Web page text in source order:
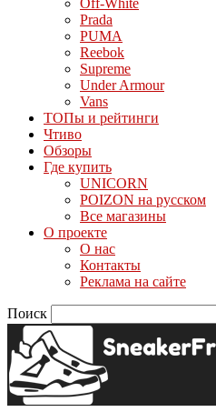
Off-White
Prada
PUMA
Reebok
Supreme
Under Armour
Vans
ТОПы и рейтинги
Чтиво
Обзоры
Где купить
UNICORN
POIZON на русском
Все магазины
О проекте
О нас
Контакты
Реклама на сайте
Поиск